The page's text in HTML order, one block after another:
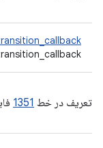
تعریف در خط 1351